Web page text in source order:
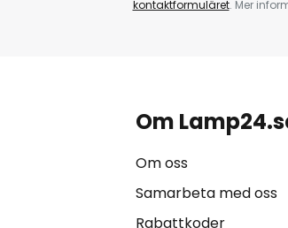
kontaktformuläret. Mer
Om
Om oss
Samarbeta med oss
Rabattkoder